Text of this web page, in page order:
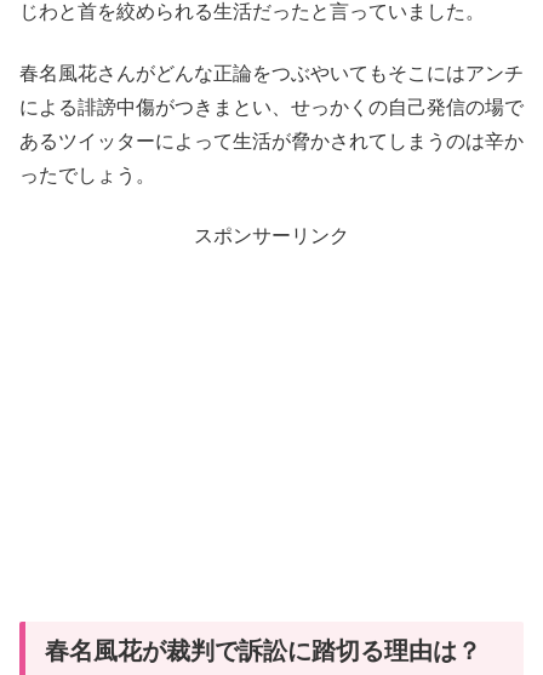
じわと首を絞められる生活だったと言っていました。
春名風花さんがどんな正論をつぶやいてもそこにはアンチ
による誹謗中傷がつきまとい、せっかくの自己発信の場で
あるツイッターによって生活が脅かされてしまうのは辛か
ったでしょう。
スポンサーリンク
春名風花が裁判で訴訟に踏切る理由は？